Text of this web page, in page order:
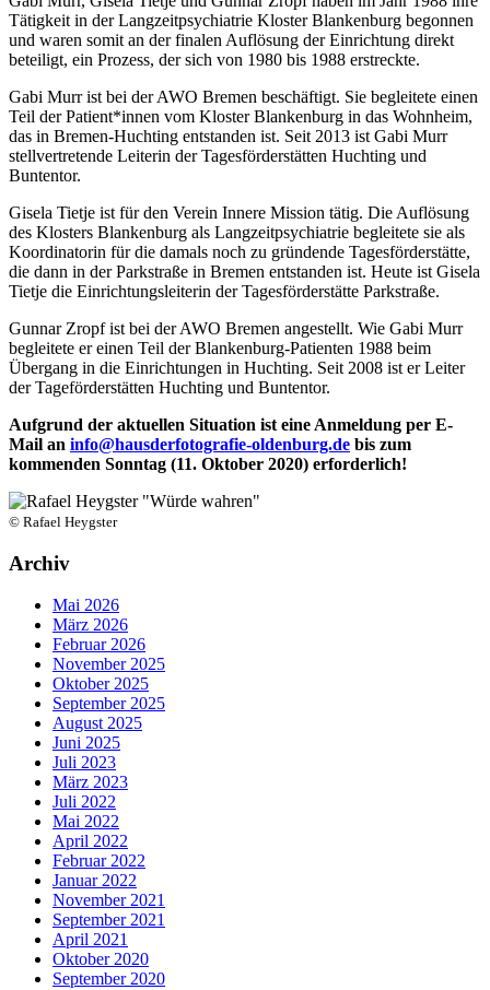
Tätigkeit in der Langzeitpsychiatrie Kloster Blankenburg begonnen
und waren somit an der finalen Auflösung der Einrichtung direkt
beteiligt, ein Prozess, der sich von 1980 bis 1988 erstreckte.
Gabi Murr ist bei der AWO Bremen beschäftigt. Sie begleitete einen
Teil der Patient*innen vom Kloster Blankenburg in das Wohnheim,
das in Bremen-Huchting entstanden ist. Seit 2013 ist Gabi Murr
stellvertretende Leiterin der Tagesförderstätten Huchting und
Buntentor.
Gisela Tietje ist für den Verein Innere Mission tätig. Die Auflösung
des Klosters Blankenburg als Langzeitpsychiatrie begleitete sie als
Koordinatorin für die damals noch zu gründende Tagesförderstätte,
die dann in der Parkstraße in Bremen entstanden ist. Heute ist Gisela
Tietje die Einrichtungsleiterin der Tagesförderstätte Parkstraße.
Gunnar Zropf ist bei der AWO Bremen angestellt. Wie Gabi Murr
begleitete er einen Teil der Blankenburg-Patienten 1988 beim
Übergang in die Einrichtungen in Huchting. Seit 2008 ist er Leiter
der Tageförderstätten Huchting und Buntentor.
Aufgrund der aktuellen Situation ist eine Anmeldung per E-
Mail an info@hausderfotografie-oldenburg.de bis zum
kommenden Sonntag (11. Oktober 2020) erforderlich!
© Rafael Heygster
Archiv
Mai 2026
März 2026
Februar 2026
November 2025
Oktober 2025
September 2025
August 2025
Juni 2025
Juli 2023
März 2023
Juli 2022
Mai 2022
April 2022
Februar 2022
Januar 2022
November 2021
September 2021
April 2021
Oktober 2020
September 2020